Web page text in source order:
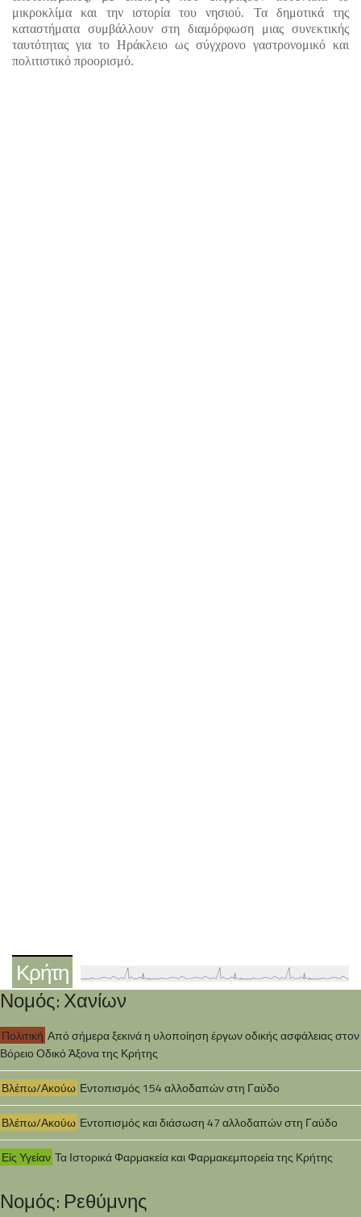
μικροκλίμα και την ιστορία του νησιού. Τα δημοτικά της
καταστήματα συμβάλλουν στη διαμόρφωση μιας συνεκτικής
ταυτότητας για το Ηράκλειο ως σύγχρονο γαστρονομικό και
πολιτιστικό προορισμό.
Κρήτη
Νομός: Χανίων
Πολιτική Από σήμερα ξεκινά η υλοποίηση έργων οδικής ασφάλειας στον
Βόρειο Οδικό Άξονα της Κρήτης
Βλέπω/Ακούω Εντοπισμός 154 αλλοδαπών στη Γαύδο
Βλέπω/Ακούω Εντοπισμός και διάσωση 47 αλλοδαπών στη Γαύδο
Είς Υγείαν Τα Ιστορικά Φαρμακεία και Φαρμακεμπορεία της Κρήτης
Νομός: Ρεθύμνης